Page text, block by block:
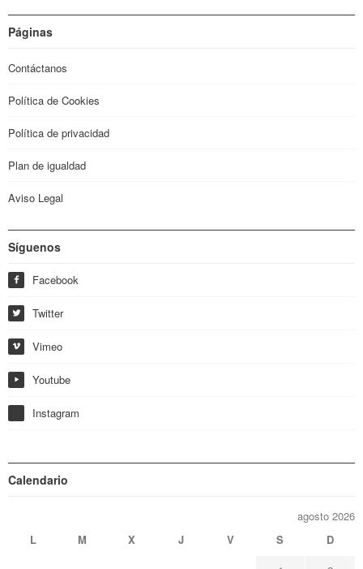
Páginas
Contáctanos
Política de Cookies
Política de privacidad
Plan de igualdad
Aviso Legal
Síguenos
f Facebook
w Twitter
i Vimeo
y Youtube
Instagram
Calendario
agosto 2026
L
M X J V S
D